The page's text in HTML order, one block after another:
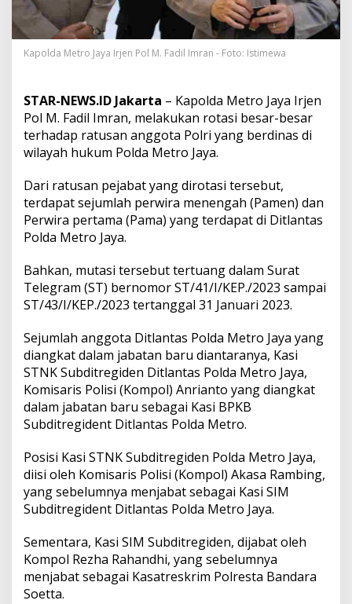
e
J
a
y
a
T
r
h
a
a
R
a
t
a
n
A
n
g
g
o
a
P
o
l
r
Kapolda Metro Jaya Irjen Pol M. Fadil Imran - Foto: Istimewa
STAR-NEWS.ID Jakarta – Kapolda Metro Jaya Irjen
Pol M. Fadil Imran, melakukan rotasi besar-besar
terhadap ratusan anggota Polri yang berdinas di
wilayah hukum Polda Metro Jaya.
Dari ratusan pejabat yang dirotasi tersebut,
terdapat sejumlah perwira menengah (Pamen) dan
Perwira pertama (Pama) yang terdapat di Ditlantas
Polda Metro Jaya.
Bahkan, mutasi tersebut tertuang dalam Surat
Telegram (ST) bernomor ST/41/I/KEP./2023 sampai
ST/43/I/KEP./2023 tertanggal 31 Januari 2023.
Sejumlah anggota Ditlantas Polda Metro Jaya yang
diangkat dalam jabatan baru diantaranya, Kasi
STNK Subditregiden Ditlantas Polda Metro Jaya,
Komisaris Polisi (Kompol) Anrianto yang diangkat
dalam jabatan baru sebagai Kasi BPKB
Subditregident Ditlantas Polda Metro.
Posisi Kasi STNK Subditregiden Polda Metro Jaya,
diisi oleh Komisaris Polisi (Kompol) Akasa Rambing,
yang sebelumnya menjabat sebagai Kasi SIM
Subditregident Ditlantas Polda Metro Jaya.
Sementara, Kasi SIM Subditregiden, dijabat oleh
Kompol Rezha Rahandhi, yang sebelumnya
menjabat sebagai Kasatreskrim Polresta Bandara
Soetta.